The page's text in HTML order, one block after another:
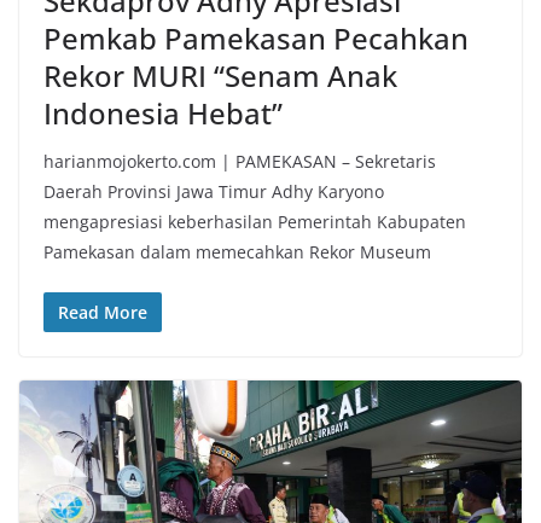
Pemkab Pamekasan Pecahkan
Rekor MURI “Senam Anak
Indonesia Hebat”
harianmojokerto.com | PAMEKASAN – Sekretaris
Daerah Provinsi Jawa Timur Adhy Karyono
mengapresiasi keberhasilan Pemerintah Kabupaten
Pamekasan dalam memecahkan Rekor Museum
Read More